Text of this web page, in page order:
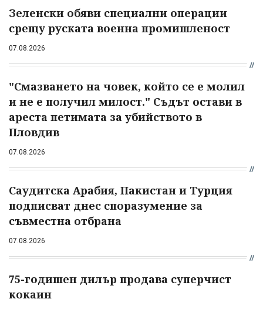
Зеленски обяви специални операции
срещу руската военна промишленост
07.08.2026
"Смазването на човек, който се е молил
и не е получил милост." Съдът остави в
ареста петимата за убийството в
Пловдив
07.08.2026
Саудитска Арабия, Пакистан и Турция
подписват днес споразумение за
съвместна отбрана
07.08.2026
75-годишен дилър продава суперчист
кокаин